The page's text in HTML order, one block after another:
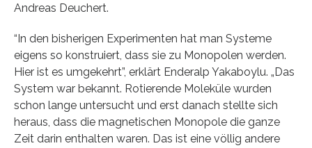
Andreas Deuchert.
“In den bisherigen Experimenten hat man Systeme
eigens so konstruiert, dass sie zu Monopolen werden.
Hier ist es umgekehrt”, erklärt Enderalp Yakaboylu. „Das
System war bekannt. Rotierende Moleküle wurden
schon lange untersucht und erst danach stellte sich
heraus, dass die magnetischen Monopole die ganze
Zeit darin enthalten waren. Das ist eine völlig andere